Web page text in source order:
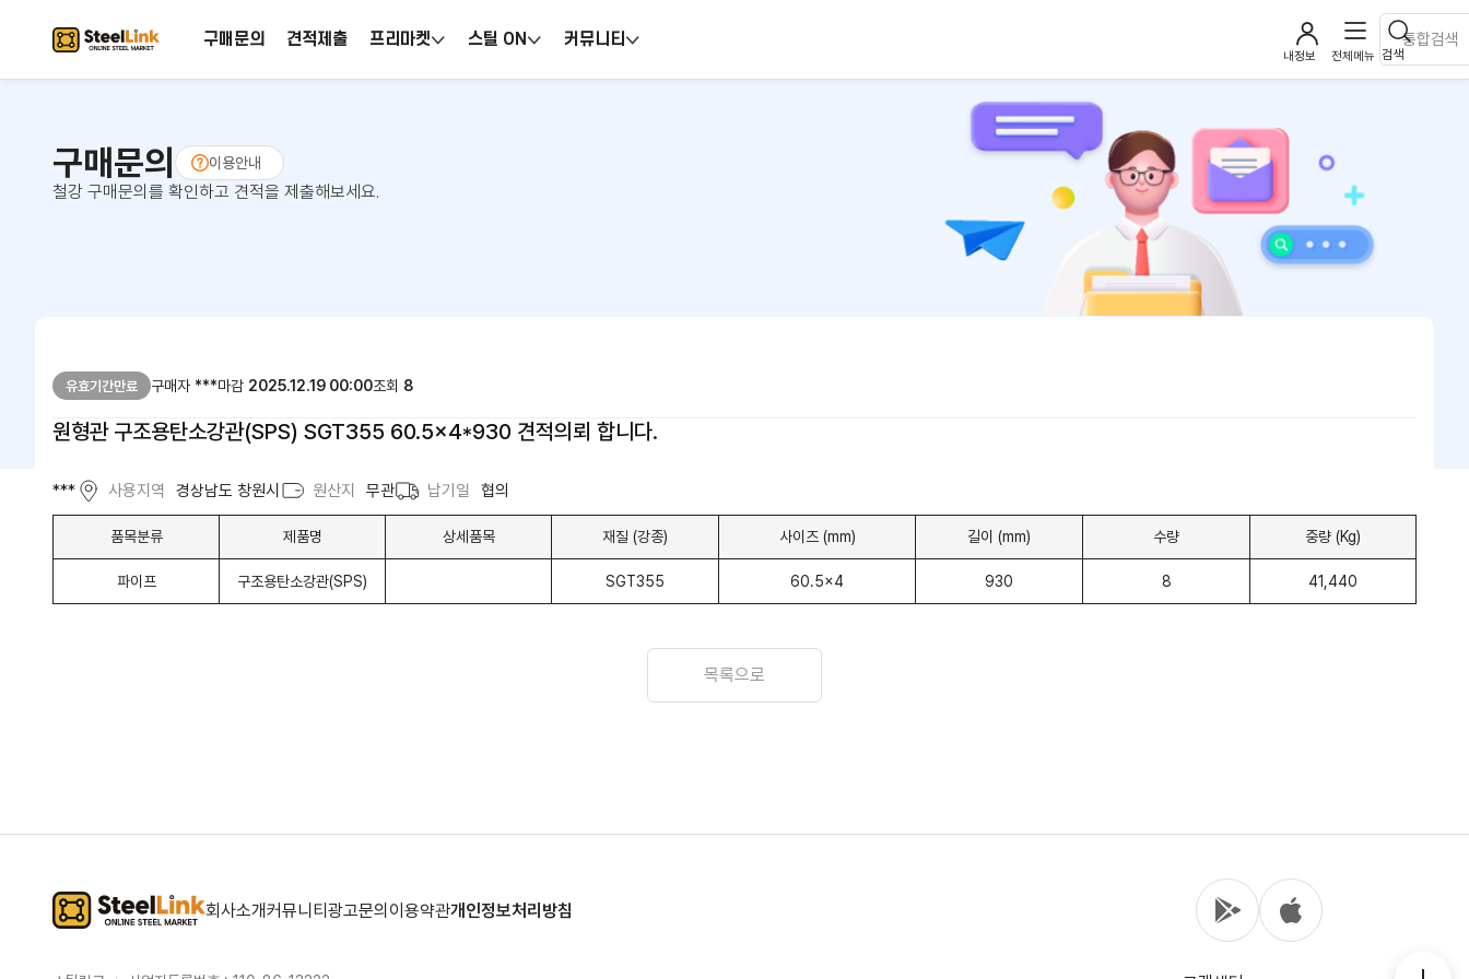
구매문의 견적제출 프리마켓 스틸 ON 커뮤니티
검색
내정보 전체메뉴
구매문의 이용안내
철강 구매문의를 확인하고 견적을 제출해보세요.
유효기간만료 구매자 ***마감 2025.12.19 00:00조회 8
원형관 구조용탄소강관(SPS) SGT355 60.5x4*930 견적의뢰 합니다.
*** 사용지역 경상남도 창원시 원산지 무관 납기일 협의
품목분류 제품명 상세품목 재질 (강종) 사이즈 (mm) 길이 (mm) 수량 중량 (Kg)
파이프 구조용탄소강관(SPS) SGT355 60.5x4 930 8 41,440
목록으로
회사소개커뮤니티 광고문의 이용약관개인정보처리방침